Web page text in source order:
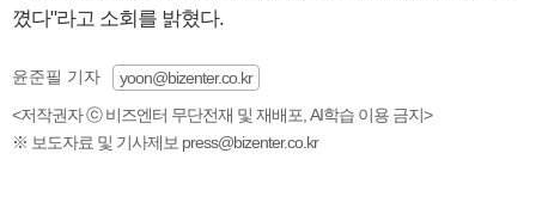
꼈다"라고 소회를 밝혔다.
윤준필 기자
yoon@bizenter.co.kr
<저작권자 ⓒ 비즈엔터 무단전재 및 재배포, AI학습 이용 금지>
※ 보도자료 및 기사제보 press@bizenter.co.kr